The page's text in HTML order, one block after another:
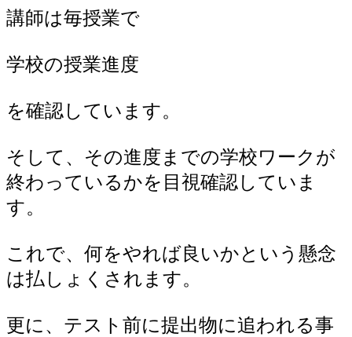
講師は毎授業で
学校の授業進度
を確認しています。
そして、その進度までの学校ワークが
終わっているかを目視確認していま
す。
これで、何をやれば良いかという懸念
は払しょくされます。
更に、テスト前に提出物に追われる事